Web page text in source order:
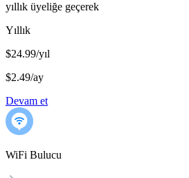
yıllık üyeliğe geçerek
Yıllık
$24.99/yıl
$2.49/ay
Devam et
WiFi Bulucu